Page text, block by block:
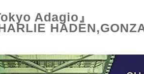
Adagio』